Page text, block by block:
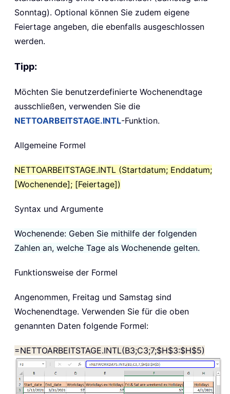
Sonntag). Optional können Sie zudem eigene
Feiertage angeben, die ebenfalls ausgeschlossen
werden.
Tipp:
Möchten Sie benutzerdefinierte Wochenendtage
ausschließen, verwenden Sie die
NETTOARBEITSTAGE.INTL-Funktion.
Allgemeine Formel
NETTOARBEITSTAGE.INTL (Startdatum; Enddatum;
[Wochenende]; [Feiertage])
Syntax und Argumente
Wochenende: Geben Sie mithilfe der folgenden
Zahlen an, welche Tage als Wochenende gelten.
Funktionsweise der Formel
Angenommen, Freitag und Samstag sind
Wochenendtage. Verwenden Sie für die oben
genannten Daten folgende Formel:
=NETTOARBEITSTAGE.INTL(B3;C3;7;$H$3:$H$5)